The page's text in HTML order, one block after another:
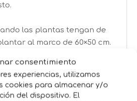
consentimiento
experiencias, utilizamos
cookies para almacenar y/o
del dispositivo. El
las plantas tengan de
al marco de 60×50 cm.
Meses.